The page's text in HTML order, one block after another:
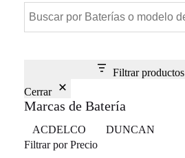
Filtrar productos
Cerrar
Marcas de Batería
Marca
ACDELCO
DUNCAN
Filtrar por Precio